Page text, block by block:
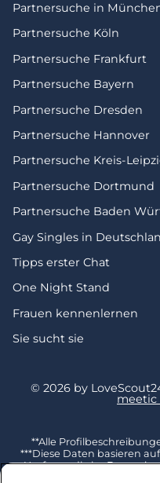
Partnersuche in
Partnersuche Köln
Partnersuche Frankfurt
Partnersuche Bayern
Partnersuche Dresden
Partnersuche Hannover
Partnersuche Kreis-
Partnersuche Dortmund
Partnersuche Baden
Gay Singles in
Tipps erster Chat
One Night Stand
Frauen kennenlernen
Sie sucht sie
© 2026 by
meetic
**Alle
***Diese Daten basieren
Umfrage, die im
Stichprobe von 2002